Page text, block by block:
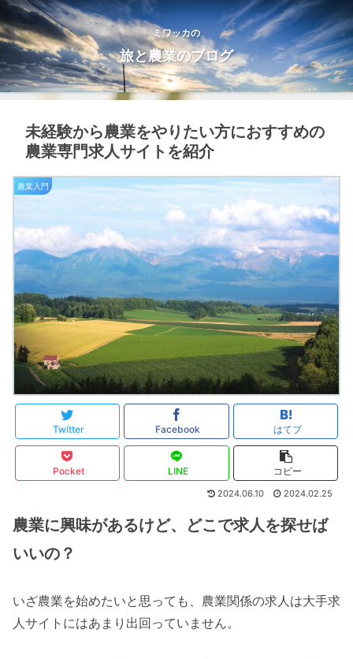
ミワッカの
旅と農業のブログ
未経験から農業をやりたい方におすすめの
農業専門求人サイトを紹介
農業入門
Twitter Facebook はてブ
Pocket LINE コピー
2024.06.10 2024.02.25
農業に興味があるけど、どこで求人を探せば
いいの？
いざ農業を始めたいと思っても、農業関係の求人は大手求
人サイトにはあまり出回っていません。